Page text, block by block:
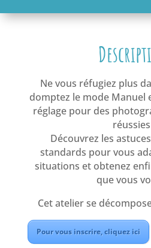
Ne vous réfugiez plus
domptez le mode Manuel
réglage pour des
Découvrez les
standards pour vous
situations et obtenez
que vous
Cet atelier se
Pour vous inscrire, cliquez ici